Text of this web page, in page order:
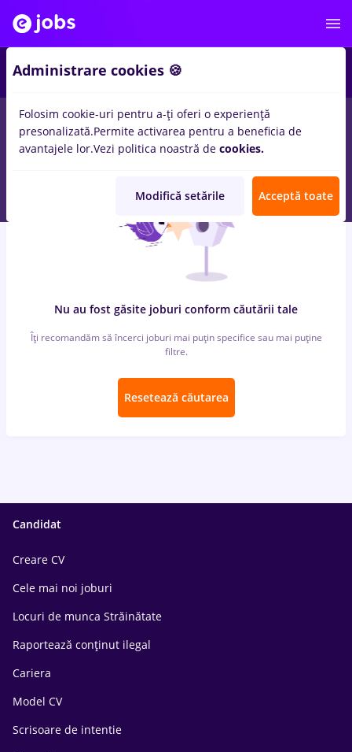
locuri de muncaavocat in StrainatatepentruStudent, Fara
experientainMedicina / Sanatate
Nu au fost găsite joburi conform căutării tale
Îți recomandăm să încerci joburi mai puțin specifice sau mai puține
filtre.
Resetează căutarea
Candidat
Creare CV
Cele mai noi joburi
Locuri de munca Străinătate
Raportează conținut ilegal
Cariera
Model CV
Scrisoare de intentie
Administrare cookies 🍪
Folosim cookie-uri pentru a-ți oferi o experiență
presonalizată.Permite activarea pentru a beneficia de
avantajele lor.Vezi politica noastră de cookies.
Modifică setările Acceptă toate